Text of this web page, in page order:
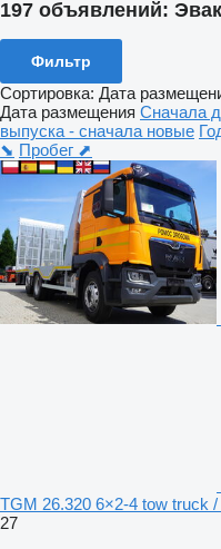
197 объявлений:
Фильтр
Сортировка: Дата
Дата размещения Сначала
выпуска - сначала новые
⬊ Пробег ⬈
TGM 26.320 6×2-4 tow truck
27